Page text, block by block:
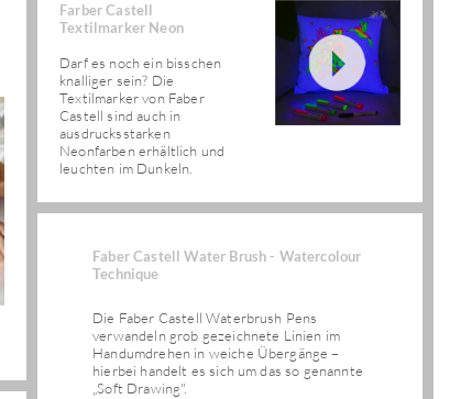
Farber Castell
Textilmarker Neon
Darf es noch ein bisschen
knalliger sein? Die
Textilmarker von Faber
Castell sind auch in
ausdrucksstarken
Neonfarben erhältlich und
leuchten im Dunkeln.
Faber Castell Water Brush - Watercolour
Technique
Die Faber Castell Waterbrush Pens
verwandeln grob gezeichnete Linien im
Handumdrehen in weiche Übergänge –
hierbei handelt es sich um das so genannte
„Soft Drawing".